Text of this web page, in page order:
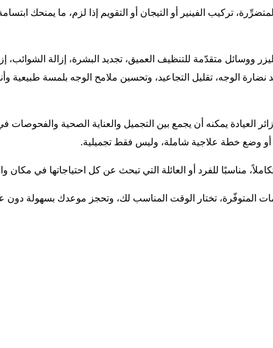
تركيب الفينير أو التيجان أو التقويم إذا لزم، ما يمنحك
ووسائل متقدّمة للتنظيف العميق، تجديد البشرة، إزالة الشوائب،
الوجه، تقليل التجاعيد، وتحسين ملامح الوجه بلمسة طبيعية
العيادة يمكنه أن يجمع بين التجميل والعناية الصحية والفحوصات
أو وضع خطة علاجية شاملة، وليس فقط تجميلية.
مناسبًا للفرد أو العائلة التي تبحث عن كل احتياجاتها في مكان
المتوفّرة، تختار الوقت المناسب لك، وتحجز موعدك بسهولة دون